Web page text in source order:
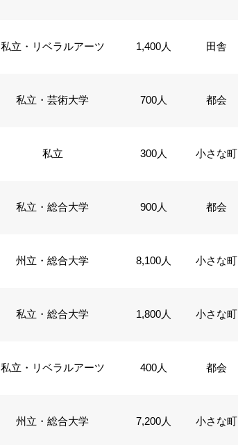
私立・リベラルアーツ 1,400人 田舎
私立・芸術大学 700人 都会
私立 300人 小さな町
私立・総合大学 900人 都会
州立・総合大学 8,100人 小さな町
私立・総合大学 1,800人 小さな町
私立・リベラルアーツ 400人 都会
州立・総合大学 7,200人 小さな町